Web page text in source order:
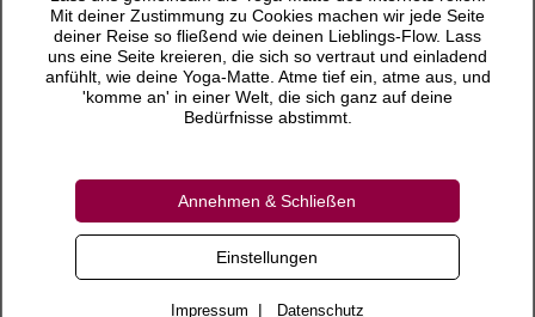
Preis 22,00 €
inkl. 7 % MwSt.
Versandkosten
Bewertungen
0 Bewertungen
Bewertung schreiben
200735
Mit deiner Zustimmung zu Cookies machen wir jede Seite
deiner Reise so fließend wie deinen Lieblings-Flow. Lass
uns eine Seite kreieren, die sich so vertraut und einladend
anfühlt, wie deine Yoga-Matte. Atme tief ein, atme aus, und
'komme an' in einer Welt, die sich ganz auf deine
Bedürfnisse abstimmt.
Annehmen & Schließen
Einstellungen
Impressum | Datenschutz